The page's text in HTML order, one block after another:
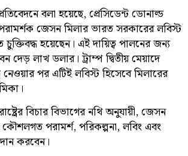
বলা হয়েছে, প্রেসিডেন্ট ডোনাল্ড
পরামর্শক জেসন মিলার ভারত সরকারের লবিস্ট
হয়েছেন। এই দায়িত্ব পালনের জন্য
দেড় লাখ ডলার। ট্রাম্প দ্বিতীয় মেয়াদে
নেওয়ার পর এটিই লবিস্ট হিসেবে মিলারের
বিচার বিভাগের নথি অনুযায়ী, জেসন
কৌশলগত পরামর্শ, পরিকল্পনা, লবিং এবং
করবেন।